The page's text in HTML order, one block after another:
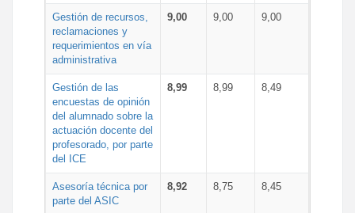
Gestión de recursos,
reclamaciones y
requerimientos en vía
administrativa
9,00 9,00 9,00
Gestión de las
encuestas de opinión
del alumnado sobre la
actuación docente del
profesorado, por parte
del ICE
8,99 8,99 8,49
Asesoría técnica por
parte del ASIC
8,92 8,75 8,45